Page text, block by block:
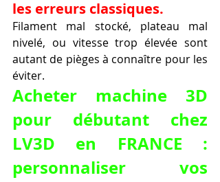
les erreurs classiques.
Filament mal stocké, plateau mal
nivelé, ou vitesse trop élevée sont
autant de pièges à connaître pour les
éviter.
Acheter machine 3D
pour débutant chez
LV3D en FRANCE :
personnaliser vos